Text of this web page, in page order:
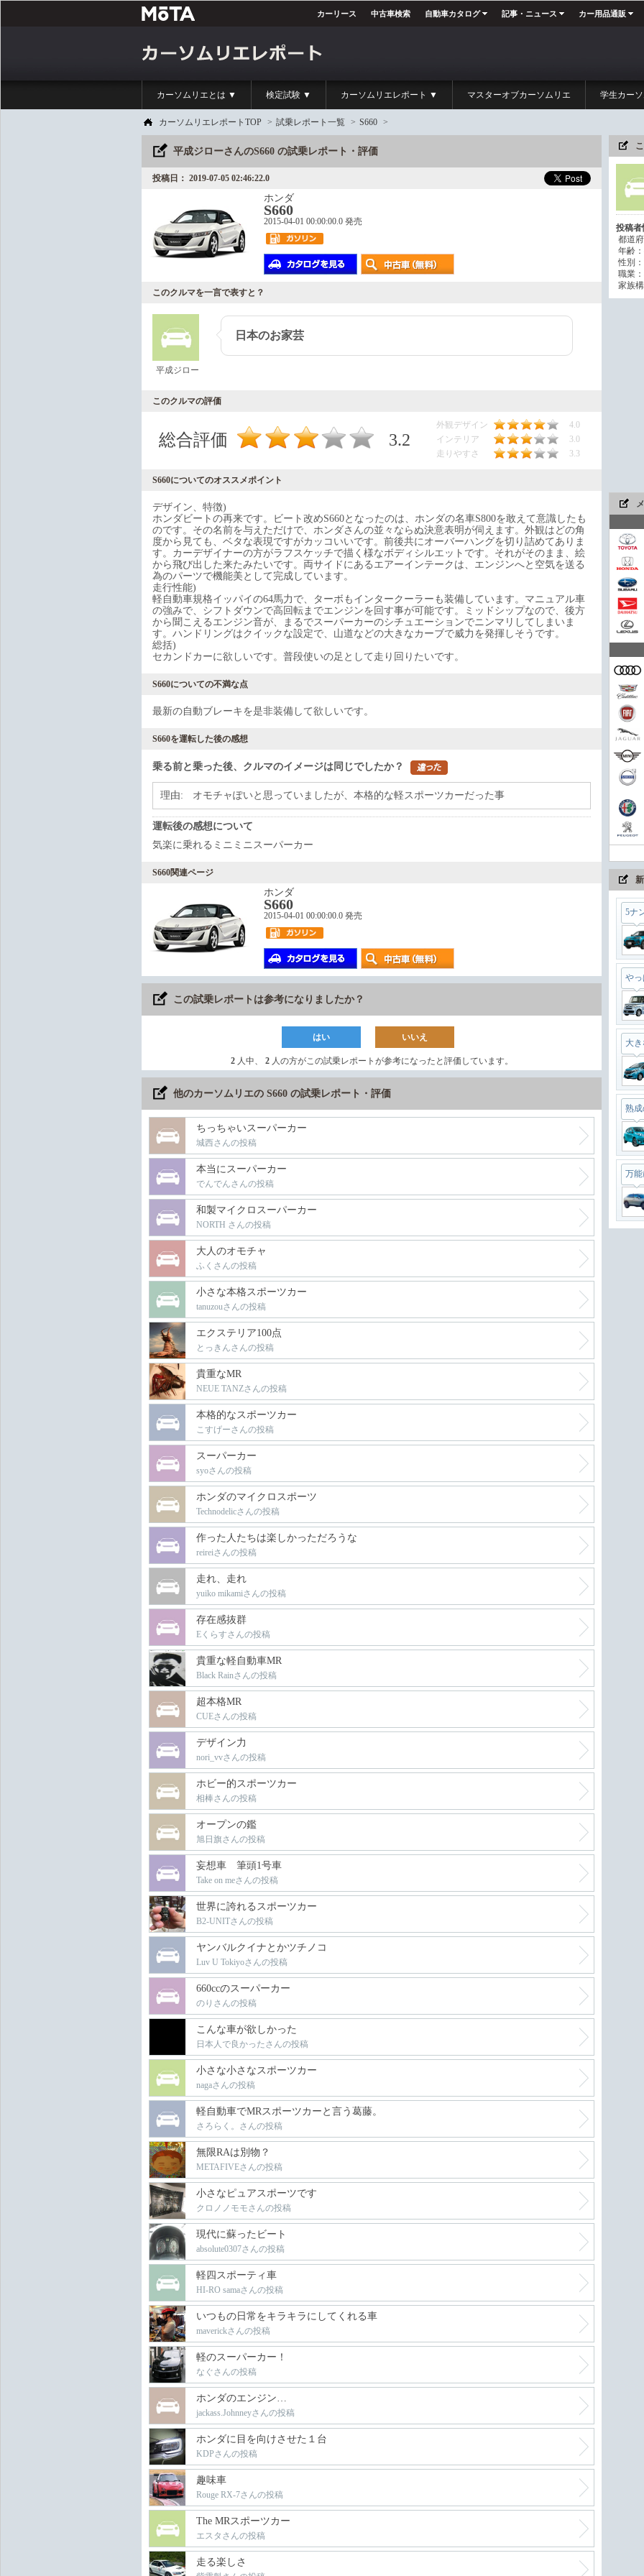
カーリース 中古車検索 自動車カタログ 記事・ニュース カー用品通販
カーソムリエとは ▼ 検定試験 ▼ カーソムリエレポート ▼ マスターオブカーソムリエ 学生カー
カーソムリエレポートTOP > 試乗レポート一覧 > S660 >
平成ジローさんのS660 の試乗レポート・評価
投稿日： 2019-07-05 02:46:22.0
ホンダ
S660
2015-04-01 00:00:00.0 発売
このクルマを一言で表すと？
平成ジロー
日本のお家芸
このクルマの評価
総合評価 3.2
外観デザイン
4.0
インテリア
3.0
走りやすさ
3.3
S660についてのオススメポイント
デザイン、特徴)
ホンダビートの再来です。ビート改めS660となったのは、ホンダの名車S800を敢えて意識したも
のです。その名前を与えただけで、ホンダさんの並々ならぬ決意表明が伺えます。外観はどの角
度から見ても、ベタな表現ですがカッコいいです。前後共にオーバーハングを切り詰めてありま
す。カーデザイナーの方がラフスケッチで描く様なボディシルエットです。それがそのまま、絵
から飛び出した来たみたいです。両サイドにあるエアーインテークは、エンジンへと空気を送る
為のパーツで機能美として完成しています。
走行性能)
軽自動車規格イッパイの64馬力で、ターボもインタークーラーも装備しています。マニュアル車
の強みで、シフトダウンで高回転までエンジンを回す事が可能です。ミッドシップなので、後方
から聞こえるエンジン音が、まるでスーパーカーのシチュエーションでニンマリしてしまいま
す。ハンドリングはクイックな設定で、山道などの大きなカーブで威力を発揮しそうです。
総括)
セカンドカーに欲しいです。普段使いの足として走り回りたいです。
S660についての不満な点
最新の自動ブレーキを是非装備して欲しいです。
S660を運転した後の感想
乗る前と乗った後、クルマのイメージは同じでしたか？
理由: オモチャぽいと思っていましたが、本格的な軽スポーツカーだった事
運転後の感想について
気楽に乗れるミニミニスーパーカー
S660関連ページ
ホンダ
S660
2015-04-01 00:00:00.0 発売
この試乗レポートは参考になりましたか？
はい いいえ
2 人中、 2 人の方がこの試乗レポートが参考になったと評価しています。
他のカーソムリエの S660 の試乗レポート・評価
ちっちゃいスーパーカー
城西さんの投稿
本当にスーパーカー
でんでんさんの投稿
和製マイクロスーパーカー
NORTH さんの投稿
大人のオモチャ
ふくさんの投稿
小さな本格スポーツカー
tanuzouさんの投稿
エクステリア100点
とっきんさんの投稿
貴重なMR
NEUE TANZさんの投稿
本格的なスポーツカー
こすげーさんの投稿
スーパーカー
syoさんの投稿
ホンダのマイクロスポーツ
Technodelicさんの投稿
作った人たちは楽しかっただろうな
reireiさんの投稿
走れ、走れ
yuiko mikamiさんの投稿
存在感抜群
Eくらすさんの投稿
貴重な軽自動車MR
Black Rainさんの投稿
超本格MR
CUEさんの投稿
デザイン力
nori_vvさんの投稿
ホビー的スポーツカー
相棒さんの投稿
オープンの鑑
旭日旗さんの投稿
妄想車 筆頭1号車
Take on meさんの投稿
世界に誇れるスポーツカー
B2-UNITさんの投稿
ヤンバルクイナとかツチノコ
Luv U Tokiyoさんの投稿
660ccのスーパーカー
のりさんの投稿
こんな車が欲しかった
日本人で良かったさんの投稿
小さな小さなスポーツカー
nagaさんの投稿
軽自動車でMRスポーツカーと言う葛藤。
さろらく。さんの投稿
無限RAは別物？
METAFIVEさんの投稿
小さなピュアスポーツです
クロノノモモさんの投稿
現代に蘇ったビート
absolute0307さんの投稿
軽四スポーティ車
HI-RO samaさんの投稿
いつもの日常をキラキラにしてくれる車
maverickさんの投稿
軽のスーパーカー！
なぐさんの投稿
ホンダのエンジン…
jackass.Johnneyさんの投稿
ホンダに目を向けさせた１台
KDPさんの投稿
趣味車
Rouge RX-7さんの投稿
The MRスポーツカー
エスタさんの投稿
走る楽しさ
投稿者
都道
年齢
性別
職業
家族
今や
家
コ
まさ
ち
5ナ
や
大
熟成
万